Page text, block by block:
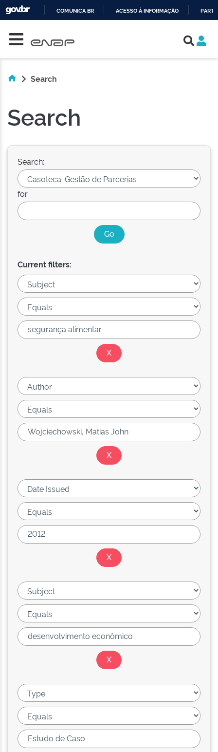
COMUNICA BR ACESSO À INFORMAÇÃO
Search
Search
Search:
for
Current filters: